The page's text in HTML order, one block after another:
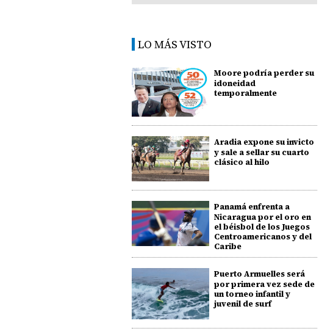
LO MÁS VISTO
Moore podría perder su
idoneidad
temporalmente
Aradia expone su invicto
y sale a sellar su cuarto
clásico al hilo
Panamá enfrenta a
Nicaragua por el oro en
el béisbol de los Juegos
Centroamericanos y del
Caribe
Puerto Armuelles será
por primera vez sede de
un torneo infantil y
juvenil de surf